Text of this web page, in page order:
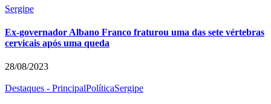
Sergipe
Ex-governador Albano Franco fraturou uma das sete vértebras
cervicais após uma queda
28/08/2023
Destaques - PrincipalPolíticaSergipe